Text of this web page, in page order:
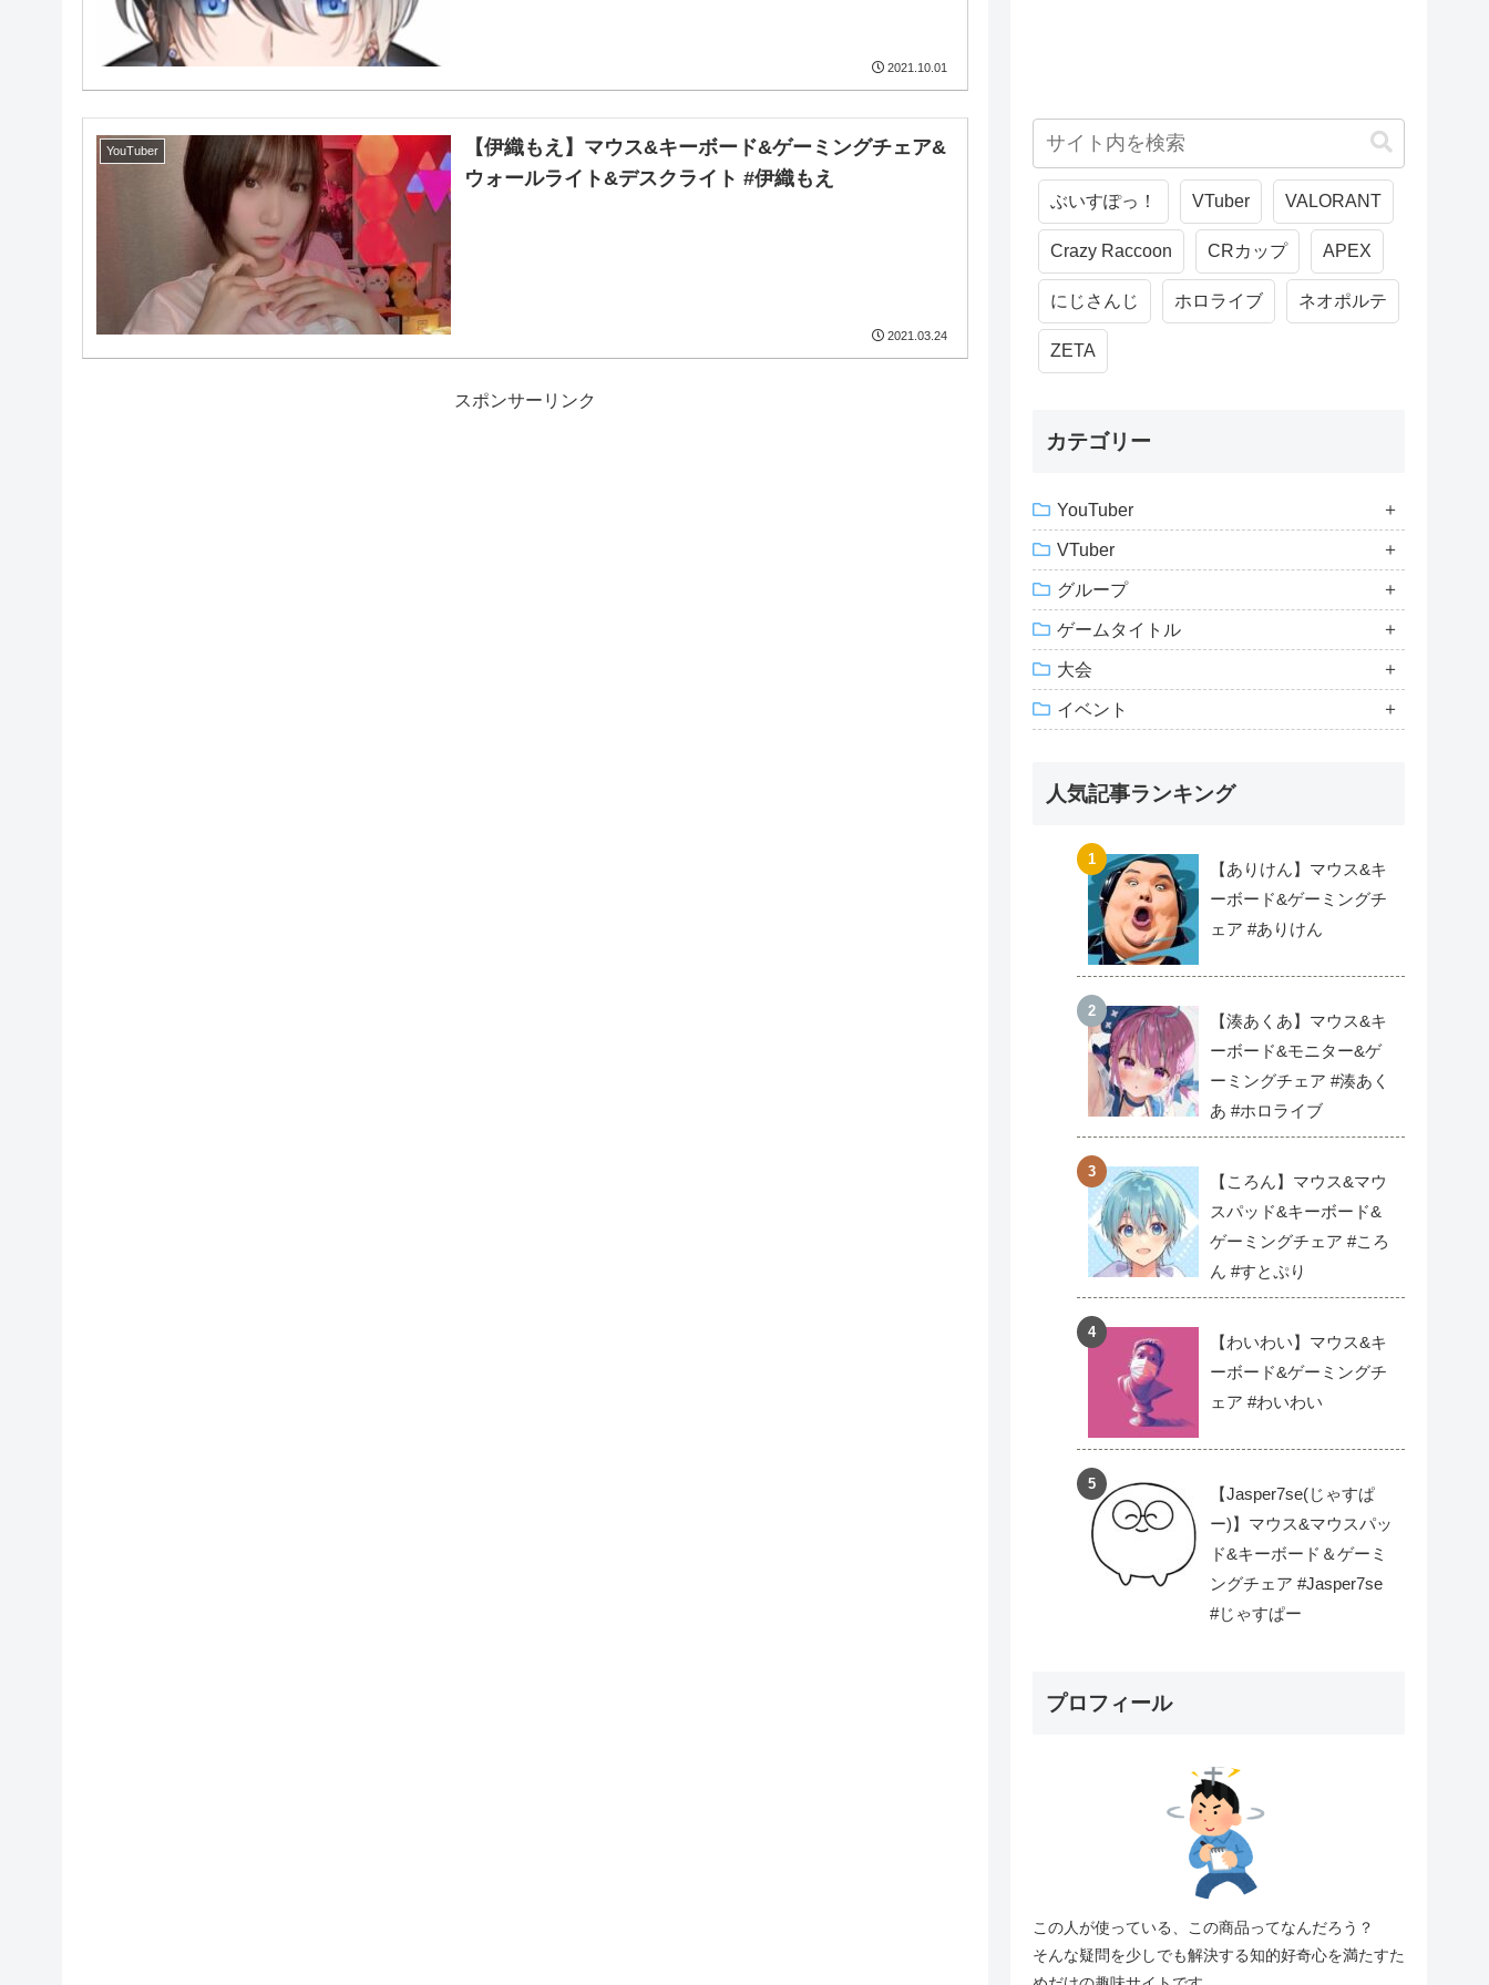
2021.10.01
YouTuber
【伊織もえ】マウス&キーボード&ゲーミングチェア&
ウォールライト&デスクライト #伊織もえ
2021.03.24
スポンサーリンク
ぶいすぽっ！ VTuber VALORANT
Crazy Raccoon CRカップ APEX
にじさんじ ホロライブ ネオポルテ
ZETA
カテゴリー
YouTuber
VTuber
グループ
ゲームタイトル
大会
イベント
人気記事ランキング
【ありけん】マウス&キ
ーボード&ゲーミングチ
ェア #ありけん
【湊あくあ】マウス&キ
ーボード&モニター&ゲ
ーミングチェア #湊あく
あ #ホロライブ
【ころん】マウス&マウ
スパッド&キーボード&
ゲーミングチェア #ころ
ん #すとぷり
【わいわい】マウス&キ
ーボード&ゲーミングチ
ェア #わいわい
【Jasper7se(じゃすぱ
ー)】マウス&マウスパッ
ド&キーボード＆ゲーミ
ングチェア #Jasper7se
#じゃすぱー
プロフィール
この人が使っている、この商品ってなんだろう？
そんな疑問を少しでも解決する知的好奇心を満たすた